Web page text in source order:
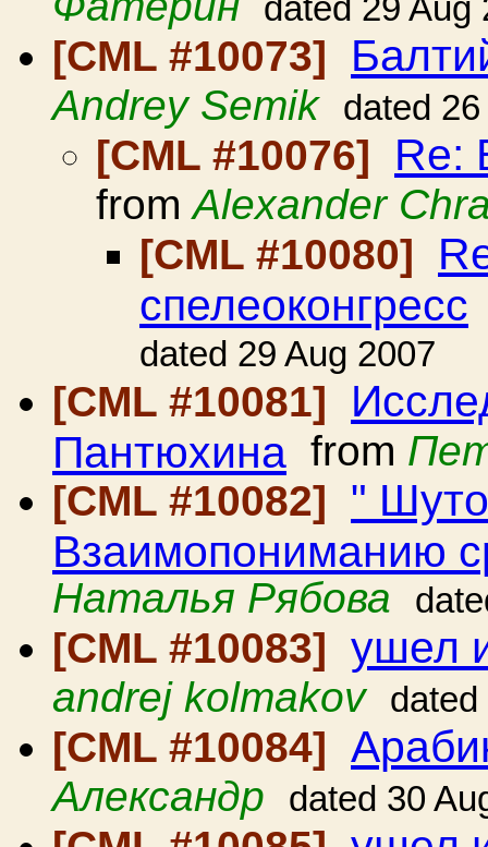
dated 29 Aug
[CML #10073]
Andrey Semik dated
[CML #10076] Re:
fromAlexander
[CML #10080]
спелеоконгресс
dated 29 Aug 2007
[CML #10081]
Пантюхина from
[CML #10082] "
Взаимопониманию
Наталья Рябова
[CML #10083] ушел
andrej kolmakov dated
[CML #10084]
Александр dated 30